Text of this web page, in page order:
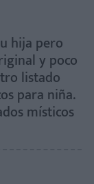
hija pero
y poco
listado
para niña.
místicos